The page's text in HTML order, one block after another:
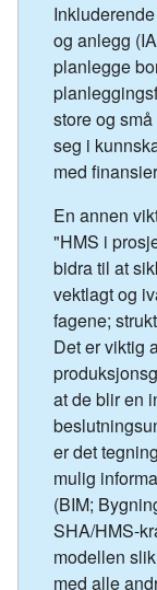
og anlegg
planlegge
store og
seg i
med
En annen
"HMS i
bidra til at
vektlagt og
fagene;
Det er viktig
at de blir en
er det
mulig
(BIM;
SHA/HMS-
modellen
med alle